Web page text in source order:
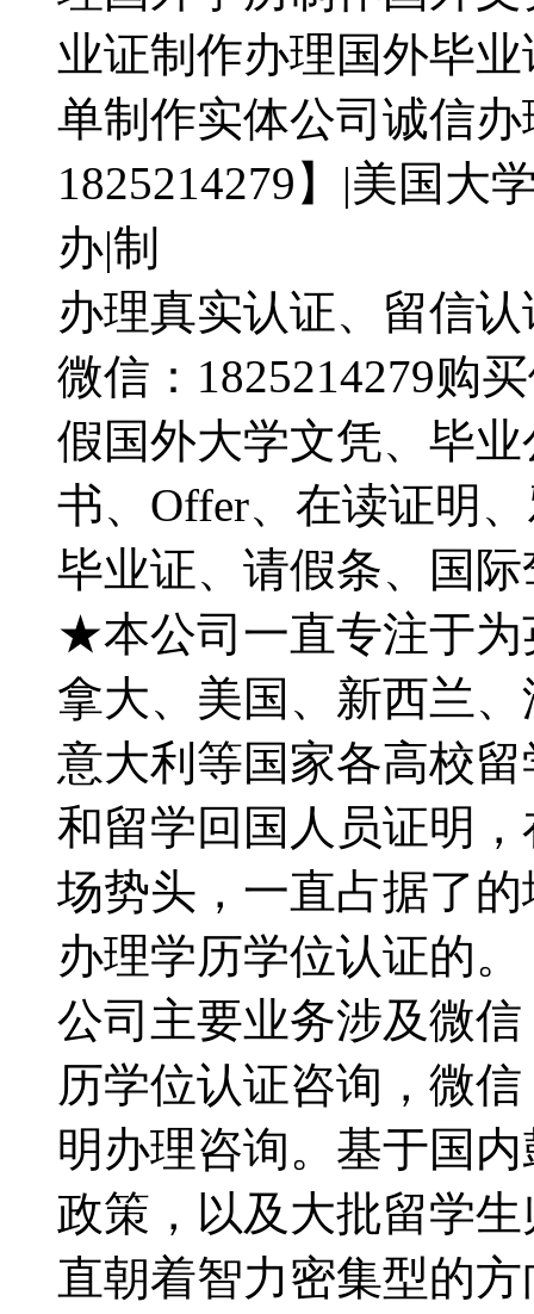
业证制作办理国外毕
单制作实体公司诚信
1825214279】|美国大
办|制
办理真实认证、留信
微信：1825214279购
假国外大学文凭、毕
书、Offer、在读证明
毕业证、请假条、国
★本公司一直专注于为
拿大、美国、新西兰
意大利等国家各高校
和留学回国人员证明
场势头，一直占据了
办理学历学位认证的。
公司主要业务涉及微
历学位认证咨询，微
明办理咨询。基于国
政策，以及大批留学
直朝着智力密集型的